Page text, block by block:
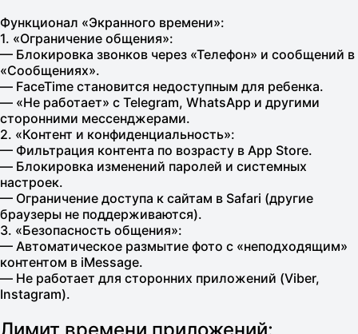
Функционал «Экранного времени»:
1. «Ограничение общения»:
— Блокировка звонков через «Телефон» и сообщений в
«Сообщениях».
— FaceTime становится недоступным для ребенка.
— «Не работает» с Telegram, WhatsApp и другими
сторонними мессенджерами.
2. «Контент и конфиденциальность»:
— Фильтрация контента по возрасту в App Store.
— Блокировка изменений паролей и системных
настроек.
— Ограничение доступа к сайтам в Safari (другие
браузеры не поддерживаются).
3. «Безопасность общения»:
— Автоматическое размытие фото с «неподходящим»
контентом в iMessage.
— Не работает для сторонних приложений (Viber,
Instagram).